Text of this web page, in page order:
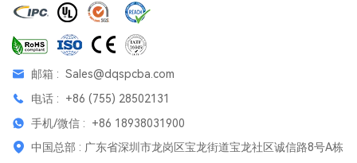
邮箱 : Sales@dqspcba.com
电话 : +86 (755) 28502131
手机/微信 : +86 18938031900
中国总部 : 广东省深圳市龙岗区宝龙街道宝龙社区诚信路8号A栋